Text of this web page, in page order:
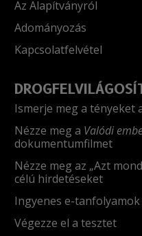
Az Alapítványról
Adományozás
Kapcsolatfelvétel
Ismerje meg a tényeket
Nézze meg a Valódi
dokumentumfilmet
Nézze meg az „Azt
célú hirdetéseket
Ingyenes e-tanfolyamok
Végezze el a tesztet